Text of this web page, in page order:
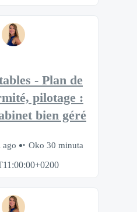
- Plan de
pilotage :
bien géré
ago
Oko 30 minuta